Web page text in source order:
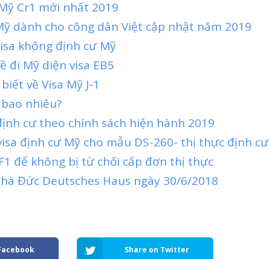
Cr1 mới nhất 2019
dành cho công dân Việt cập nhật năm 2019
không định cư Mỹ
đi Mỹ diện visa EB5
về Visa Mỹ J-1
nhiêu?
cư theo chính sách hiện hành 2019
định cư Mỹ cho mẫu DS-260- thị thực định cư
để không bị từ chối cấp đơn thị thực
Đức Deutsches Haus ngày 30/6/2018
Share on Twitter